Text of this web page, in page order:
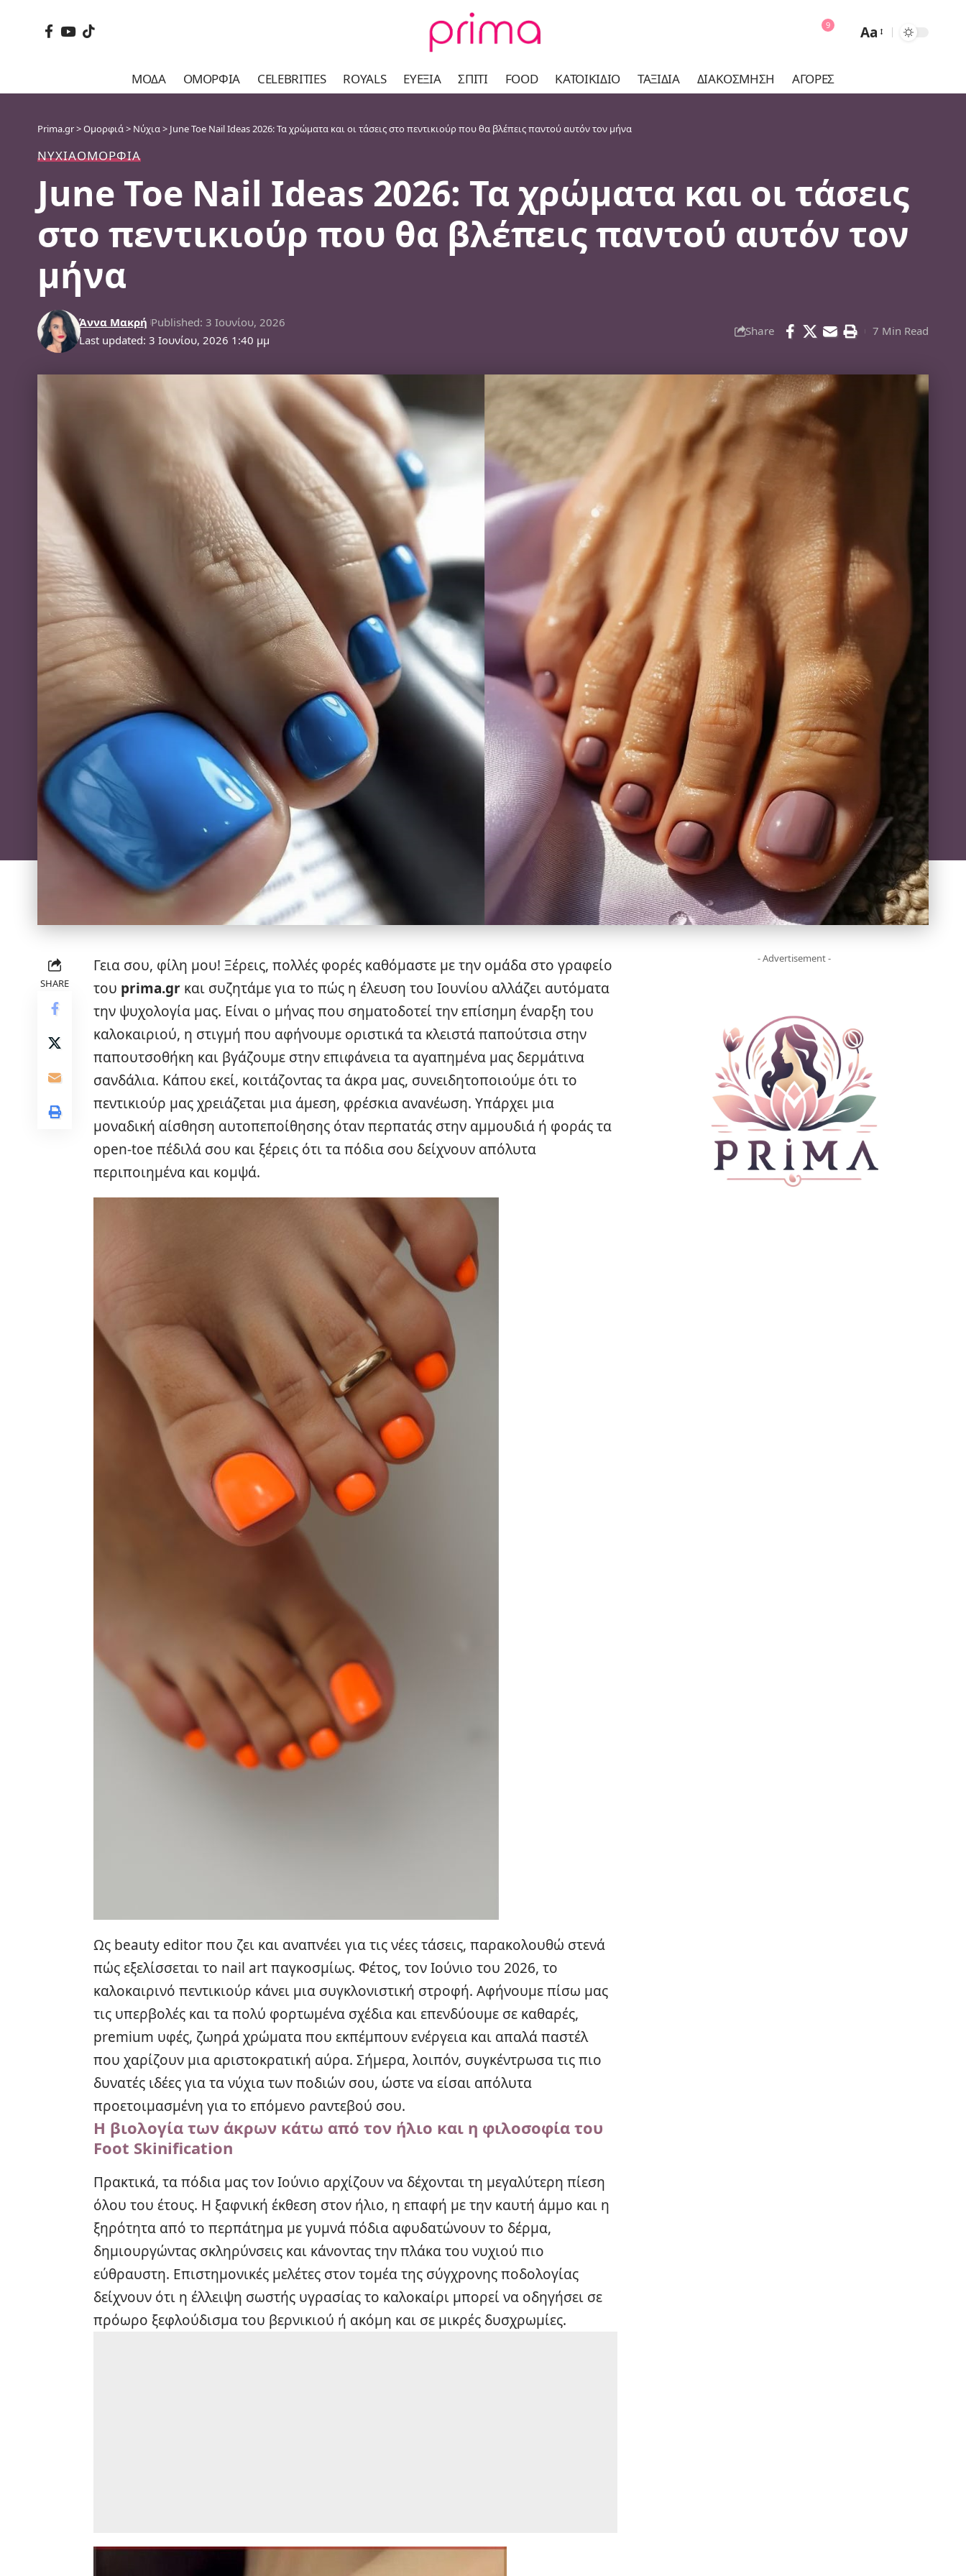
9
Font
Aa
ΜΌΔΑ ΟΜΟΡΦΙΆ CELEBRITIES ROYALS ΕΥΕΞΊΑ ΣΠΊΤΙ FOOD ΚΑΤΟΙΚΊΔΙΟ ΤΑΞΊΔΙΑ ΔΙΑΚΌΣΜΗΣΗ ΑΓΟΡΈΣ
Prima.gr>Ομορφιά> Νύχια> June Toe Nail Ideas 2026: Τα χρώματα και οι τάσεις στο πεντικιούρ που θα βλέπεις παντού αυτόν τον μήνα
ΝΎΧΙΑΟΜΟΡΦΙΆ
June Toe Nail Ideas 2026: Τα χρώματα και οι τάσεις
στο πεντικιούρ που θα βλέπεις παντού αυτόν τον
μήνα
Last updated: 3 Ιουνίου, 2026 1:40 μμ
Άννα Μακρή Published: 3 Ιουνίου, 2026
Share 7 Min Read
SHARE
Γεια σου, φίλη μου! Ξέρεις, πολλές φορές καθόμαστε με την ομάδα στο γραφείο
του prima.gr και συζητάμε για το πώς η έλευση του Ιουνίου αλλάζει αυτόματα
την ψυχολογία μας. Είναι ο μήνας που σηματοδοτεί την επίσημη έναρξη του
καλοκαιριού, η στιγμή που αφήνουμε οριστικά τα κλειστά παπούτσια στην
παπουτσοθήκη και βγάζουμε στην επιφάνεια τα αγαπημένα μας δερμάτινα
σανδάλια. Κάπου εκεί, κοιτάζοντας τα άκρα μας, συνειδητοποιούμε ότι το
πεντικιούρ μας χρειάζεται μια άμεση, φρέσκια ανανέωση. Υπάρχει μια
μοναδική αίσθηση αυτοπεποίθησης όταν περπατάς στην αμμουδιά ή φοράς τα
open-toe πέδιλά σου και ξέρεις ότι τα πόδια σου δείχνουν απόλυτα
περιποιημένα και κομψά.
Ως beauty editor που ζει και αναπνέει για τις νέες τάσεις, παρακολουθώ στενά
πώς εξελίσσεται το nail art παγκοσμίως. Φέτος, τον Ιούνιο του 2026, το
καλοκαιρινό πεντικιούρ κάνει μια συγκλονιστική στροφή. Αφήνουμε πίσω μας
τις υπερβολές και τα πολύ φορτωμένα σχέδια και επενδύουμε σε καθαρές,
premium υφές, ζωηρά χρώματα που εκπέμπουν ενέργεια και απαλά παστέλ
που χαρίζουν μια αριστοκρατική αύρα. Σήμερα, λοιπόν, συγκέντρωσα τις πιο
δυνατές ιδέες για τα νύχια των ποδιών σου, ώστε να είσαι απόλυτα
προετοιμασμένη για το επόμενο ραντεβού σου.
Η βιολογία των άκρων κάτω από τον ήλιο και η φιλοσοφία του
Foot Skinification
Πρακτικά, τα πόδια μας τον Ιούνιο αρχίζουν να δέχονται τη μεγαλύτερη πίεση
όλου του έτους. Η ξαφνική έκθεση στον ήλιο, η επαφή με την καυτή άμμο και η
ξηρότητα από το περπάτημα με γυμνά πόδια αφυδατώνουν το δέρμα,
δημιουργώντας σκληρύνσεις και κάνοντας την πλάκα του νυχιού πιο
εύθραυστη. Επιστημονικές μελέτες στον τομέα της σύγχρονης ποδολογίας
δείχνουν ότι η έλλειψη σωστής υγρασίας το καλοκαίρι μπορεί να οδηγήσει σε
πρόωρο ξεφλούδισμα του βερνικιού ή ακόμη και σε μικρές δυσχρωμίες.
- Advertisement -